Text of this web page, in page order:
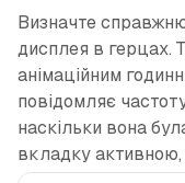
Визначте
дисплея в герцах.
анімаційним
повідомляє
наскільки вона
вкладку